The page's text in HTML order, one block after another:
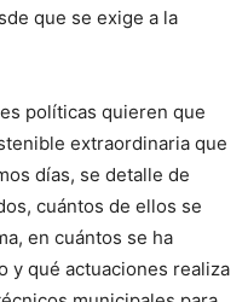
que se exige a la
políticas quieren que
extraordinaria que
días, se detalle de
cuántos de ellos se
en cuántos se ha
y qué actuaciones realiza